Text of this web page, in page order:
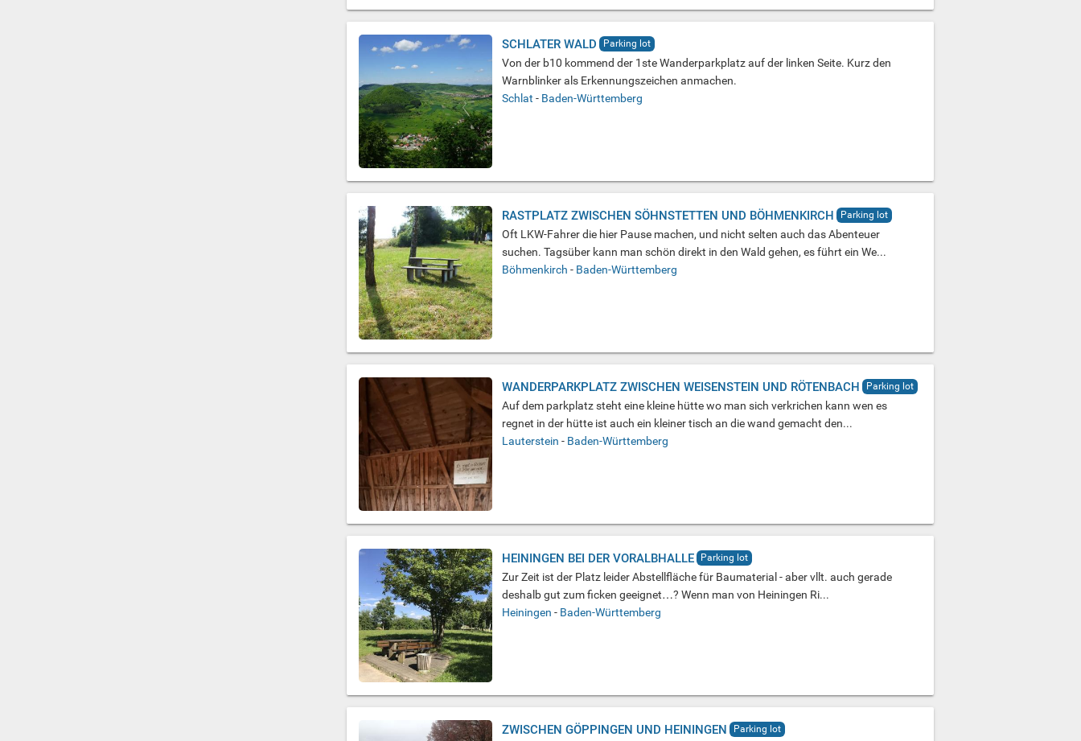
SCHLATER WALD Parking lot
Von der b10 kommend der 1ste Wanderparkplatz auf der linken Seite. Kurz den
Warnblinker als Erkennungszeichen anmachen.
Schlat - Baden-Württemberg
RASTPLATZ ZWISCHEN SÖHNSTETTEN UND BÖHMENKIRCH Parking lot
Oft LKW-Fahrer die hier Pause machen, und nicht selten auch das Abenteuer
suchen. Tagsüber kann man schön direkt in den Wald gehen, es führt ein We...
Böhmenkirch - Baden-Württemberg
WANDERPARKPLATZ ZWISCHEN WEISENSTEIN UND RÖTENBACH Parking lot
Auf dem parkplatz steht eine kleine hütte wo man sich verkrichen kann wen es
regnet in der hütte ist auch ein kleiner tisch an die wand gemacht den...
Lauterstein - Baden-Württemberg
HEININGEN BEI DER VORALBHALLE Parking lot
Zur Zeit ist der Platz leider Abstellfläche für Baumaterial - aber vllt. auch gerade
deshalb gut zum ficken geeignet…? Wenn man von Heiningen Ri...
Heiningen - Baden-Württemberg
ZWISCHEN GÖPPINGEN UND HEININGEN Parking lot